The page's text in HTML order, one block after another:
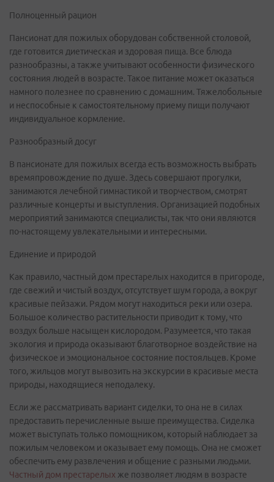
Полноценный рацион
Пансионат для пожилых оборудован собственной столовой,
где готовится диетическая и здоровая пища. Все блюда
разнообразны, а также учитывают особенности физического
состояния людей в возрасте. Такое питание может оказаться
намного полезнее по сравнению с домашним. Тяжелобольные
и неспособные к самостоятельному приему пищи получают
индивидуальное кормление.
Разнообразный досуг
В пансионате для пожилых всегда есть возможность выбрать
времяпровождение по душе. Здесь совершают прогулки,
занимаются лечебной гимнастикой и творчеством, смотрят
различные концерты и выступления. Организацией подобных
мероприятий занимаются специалисты, так что они являются
по-настоящему увлекательными и интересными.
Единение и природой
Как правило, частный дом престарелых находится в пригороде,
где свежий и чистый воздух, отсутствует шум города, а вокруг
красивые пейзажи. Рядом могут находиться реки или озера.
Большое количество растительности приводит к тому, что
воздух больше насыщен кислородом. Разумеется, что такая
экология и природа оказывают благотворное воздействие на
физическое и эмоциональное состояние постояльцев. Кроме
того, жильцов могут вывозить на экскурсии в красивые места
природы, находящиеся неподалеку.
Если же рассматривать вариант сиделки, то она не в силах
предоставить перечисленные выше преимущества. Сиделка
может выступать только помощником, который наблюдает за
пожилым человеком и оказывает ему помощь. Она не сможет
обеспечить ему развлечения и общение с разными людьми.
Частный дом престарелых же позволяет людям в возрасте